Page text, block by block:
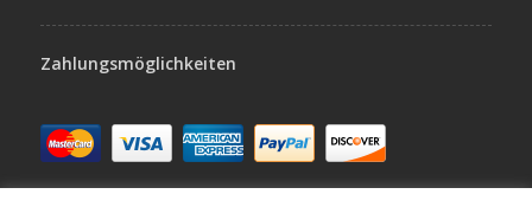
Zahlungsmöglichkeiten